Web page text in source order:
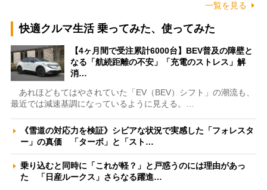
一覧を見る
快適クルマ生活 乗ってみた、使ってみた
【4ヶ月間で受注累計6000台】BEV普及の障壁と
なる「航続距離の不安」「充電のストレス」解
消…
あれほどもてはやされていた「EV（BEV）シフト」の潮流も、
最近では減速基調になっているように見える。…
《雪道の対応力を検証》シビアな状況で実感した「フォレスタ
ー」の真価 「ターボ」と「スト…
乗り込むと同時に「これが軽？」と戸惑うのには理由があっ
た 「日産ルークス」さらなる躍進…